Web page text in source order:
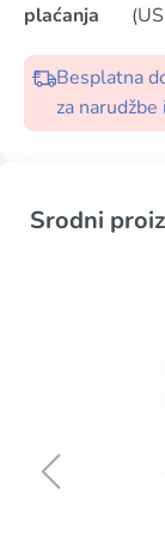
plaćanja
Besplatna
za
Srodni